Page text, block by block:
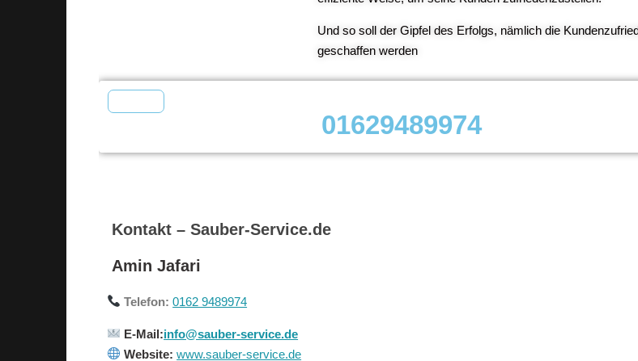
Und so soll der Gipfel des Erfolgs, nämlich die
geschaffen werden
01629489974
Kontakt – Sauber-Service.de
Amin Jafari
Telefon: 0162 9489974
E-Mail:info@sauber-service.de
Website: www.sauber-service.de